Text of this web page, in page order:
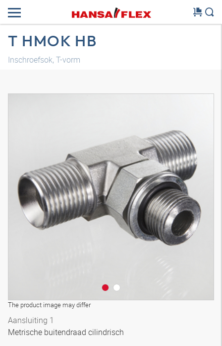
T HMOK HB
Inschroefsok, T-vorm
The product image may differ
Aansluiting 1
Metrische buitendraad cilindrisch